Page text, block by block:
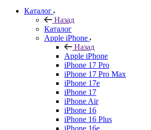
Каталог
Назад
Каталог
Apple iPhone
Назад
Apple iPhone
iPhone 17 Pro
iPhone 17 Pro Max
iPhone 17e
iPhone 17
iPhone Air
iPhone 16
iPhone 16 Plus
iPhone 16e